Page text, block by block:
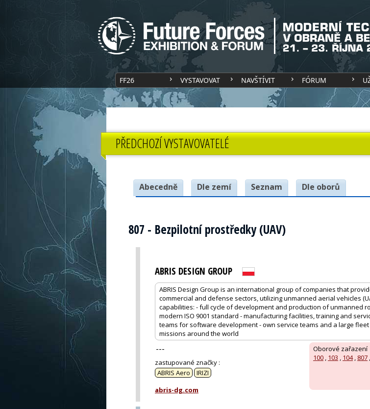
FF26 VYSTAVOVAT NAVŠTÍVIT FÓRUM
PŘEDCHOZÍ VYSTAVOVATELÉ
Abecedně Dle zemí Seznam Dle oborů
807 - Bezpilotní prostředky (UAV)
ABRIS DESIGN GROUP
ABRIS Design Group is an international group of companies that
commercial and defense sectors, utilizing unmanned aerial vehicles
capabilities: - full cycle of development and production of unmanned
modern ISO 9001 standard - manufacturing facilities, training and
teams for software development - own service teams and a large
missions around the world
Oborové zařazení
100 , 103 , 104, 807 ,
---
zastupované značky :
ABRIS Aero
IRIZI
abris-dg.com